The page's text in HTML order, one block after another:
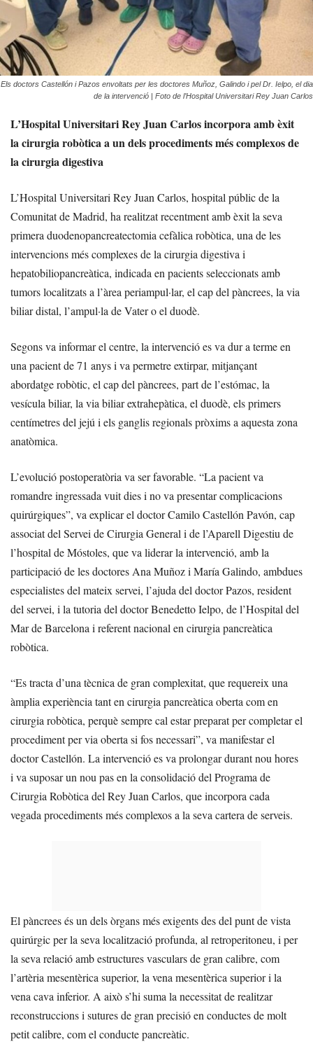
Els doctors Castellón i Pazos envoltats per les doctores Muñoz, Galindo i pel Dr. Ielpo, el dia
de la intervenció | Foto de l’Hospital Universitari Rey Juan Carlos
L’Hospital Universitari Rey Juan Carlos incorpora amb èxit
la cirurgia robòtica a un dels procediments més complexos de
la cirurgia digestiva
L’Hospital Universitari Rey Juan Carlos, hospital públic de la
Comunitat de Madrid, ha realitzat recentment amb èxit la seva
primera duodenopancreatectomia cefàlica robòtica, una de les
intervencions més complexes de la cirurgia digestiva i
hepatobiliopancreàtica, indicada en pacients seleccionats amb
tumors localitzats a l’àrea periampul·lar, el cap del pàncrees, la via
biliar distal, l’ampul·la de Vater o el duodè.
Segons va informar el centre, la intervenció es va dur a terme en
una pacient de 71 anys i va permetre extirpar, mitjançant
abordatge robòtic, el cap del pàncrees, part de l’estómac, la
vesícula biliar, la via biliar extrahepàtica, el duodè, els primers
centímetres del jejú i els ganglis regionals pròxims a aquesta zona
anatòmica.
L’evolució postoperatòria va ser favorable. “La pacient va
romandre ingressada vuit dies i no va presentar complicacions
quirúrgiques”, va explicar el doctor Camilo Castellón Pavón, cap
associat del Servei de Cirurgia General i de l’Aparell Digestiu de
l’hospital de Móstoles, que va liderar la intervenció, amb la
participació de les doctores Ana Muñoz i María Galindo, ambdues
especialistes del mateix servei, l’ajuda del doctor Pazos, resident
del servei, i la tutoria del doctor Benedetto Ielpo, de l’Hospital del
Mar de Barcelona i referent nacional en cirurgia pancreàtica
robòtica.
“Es tracta d’una tècnica de gran complexitat, que requereix una
àmplia experiència tant en cirurgia pancreàtica oberta com en
cirurgia robòtica, perquè sempre cal estar preparat per completar el
procediment per via oberta si fos necessari”, va manifestar el
doctor Castellón. La intervenció es va prolongar durant nou hores
i va suposar un nou pas en la consolidació del Programa de
Cirurgia Robòtica del Rey Juan Carlos, que incorpora cada
vegada procediments més complexos a la seva cartera de serveis.
El pàncrees és un dels òrgans més exigents des del punt de vista
quirúrgic per la seva localització profunda, al retroperitoneu, i per
la seva relació amb estructures vasculars de gran calibre, com
l’artèria mesentèrica superior, la vena mesentèrica superior i la
vena cava inferior. A això s’hi suma la necessitat de realitzar
reconstruccions i sutures de gran precisió en conductes de molt
petit calibre, com el conducte pancreàtic.